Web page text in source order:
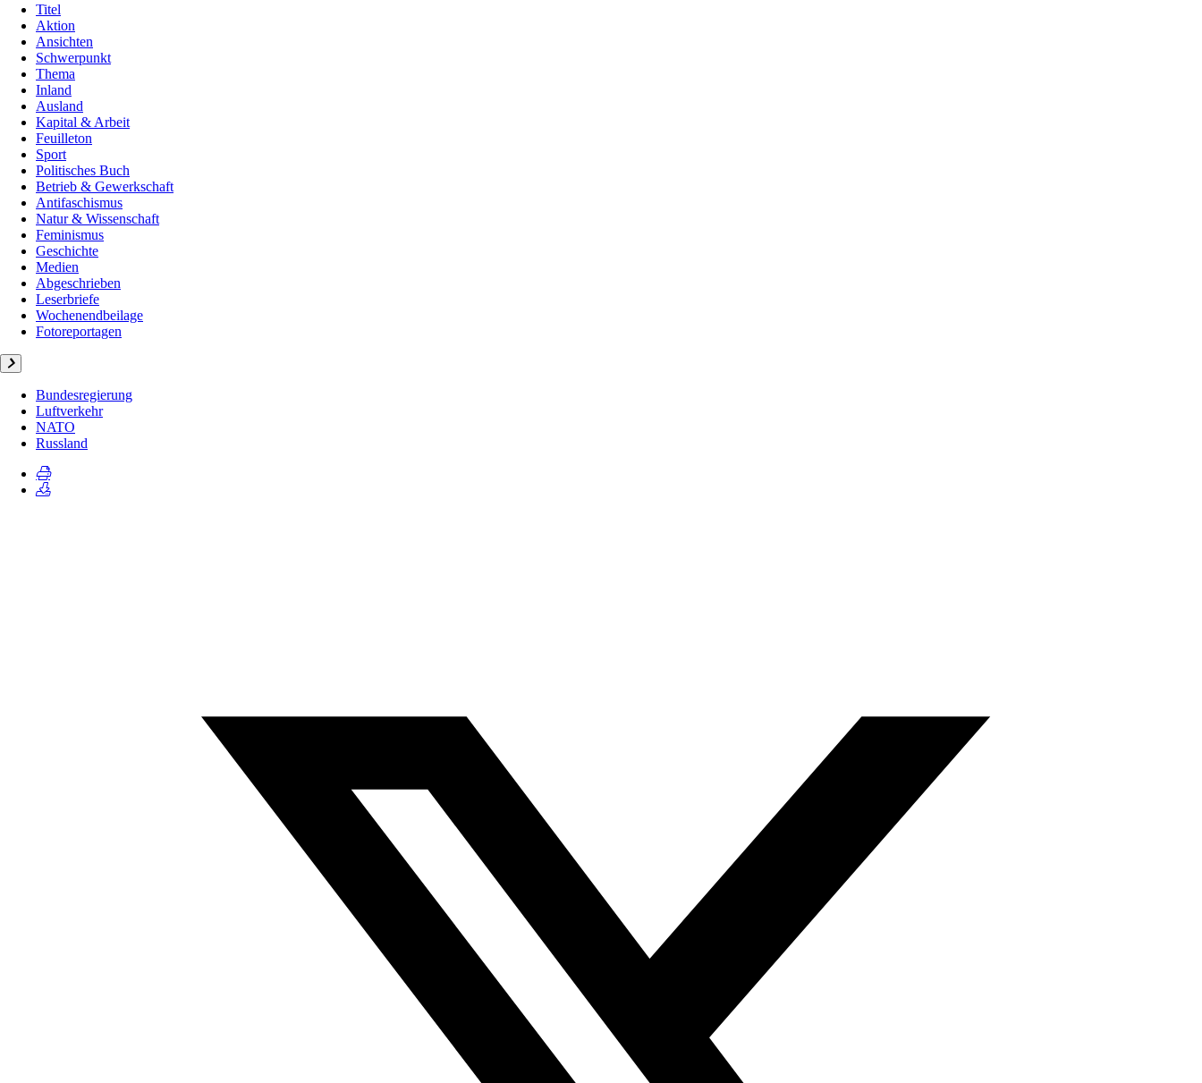
Titel
Aktion
Ansichten
Schwerpunkt
Thema
Inland
Ausland
Kapital & Arbeit
Feuilleton
Sport
Politisches Buch
Betrieb & Gewerkschaft
Antifaschismus
Natur & Wissenschaft
Feminismus
Geschichte
Medien
Abgeschrieben
Leserbriefe
Wochenendbeilage
Fotoreportagen
Bundesregierung
Luftverkehr
NATO
Russland